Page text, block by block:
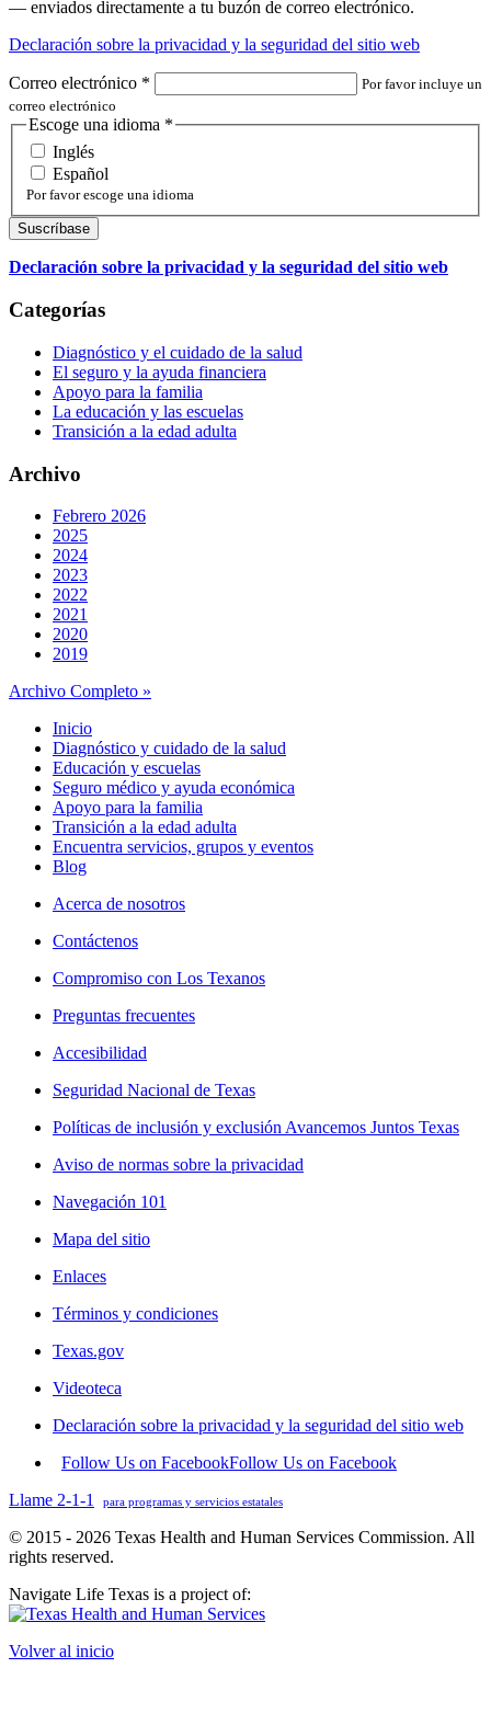
— enviados directamente a tu buzón de correo electrónico.
Declaración sobre la privacidad y la seguridad del sitio web
Correo electrónico *
Por favor incluye un
correo electrónico
Escoge una idioma *
Inglés
Español
Por favor escoge una idioma
Declaración sobre la privacidad y la seguridad del sitio web
Categorías
Diagnóstico y el cuidado de la salud
El seguro y la ayuda financiera
Apoyo para la familia
La educación y las escuelas
Transición a la edad adulta
Archivo
Febrero 2026
2025
2024
2023
2022
2021
2020
2019
Archivo Completo »
Inicio
Diagnóstico y cuidado de la salud
Educación y escuelas
Seguro médico y ayuda económica
Apoyo para la familia
Transición a la edad adulta
Encuentra servicios, grupos y eventos
Blog
Acerca de nosotros
Contáctenos
Compromiso con Los Texanos
Preguntas frecuentes
Accesibilidad
Seguridad Nacional de Texas
Políticas de inclusión y exclusión Avancemos Juntos Texas
Aviso de normas sobre la privacidad
Navegación 101
Mapa del sitio
Enlaces
Términos y condiciones
Texas.gov
Videoteca
Declaración sobre la privacidad y la seguridad del sitio web
Follow Us on FacebookFollow Us on Facebook
Llame 2-1-1
para programas y servicios estatales
© 2015 - 2026 Texas Health and Human Services Commission. All
rights reserved.
Navigate Life Texas is a project of:
Volver al inicio